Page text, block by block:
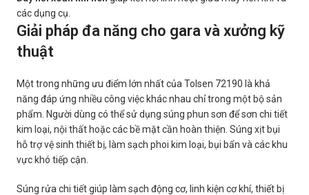
các dụng cụ.
Giải pháp đa năng cho gara và xưởng kỹ
thuật
Một trong những ưu điểm lớn nhất của Tolsen 72190 là khả
năng đáp ứng nhiều công việc khác nhau chỉ trong một bộ sản
phẩm. Người dùng có thể sử dụng súng phun sơn để sơn chi tiết
kim loại, nội thất hoặc các bề mặt cần hoàn thiện. Súng xịt bụi
hỗ trợ vệ sinh thiết bị, làm sạch phoi kim loại, bụi bẩn và các khu
vực khó tiếp cận.
Súng rửa chi tiết giúp làm sạch động cơ, linh kiện cơ khí, thiết bị